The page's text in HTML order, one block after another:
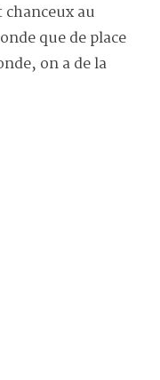
au
que de place
on a de la